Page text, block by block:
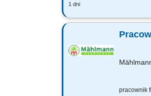
1 dni
Zadania:
pracownik